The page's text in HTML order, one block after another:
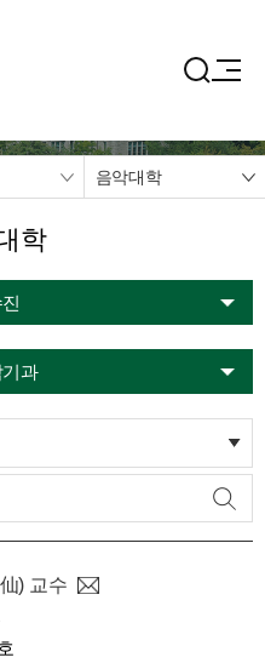
음악대학
학
과
) 교수